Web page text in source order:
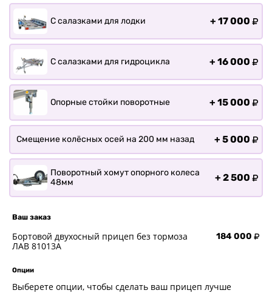
С салазками для лодки + 17 000
С салазками для гидроцикла + 16 000
Опорные стойки поворотные + 15 000
Смещение колёсных осей на 200 мм назад + 5 000
Поворотный хомут опорного колеса
48мм
+ 2 500
Ваш заказ
Бортовой двухосный прицеп без тормоза
ЛАВ 81013A
184 000
Опции
Выберете опции, чтобы сделать ваш прицеп лучше